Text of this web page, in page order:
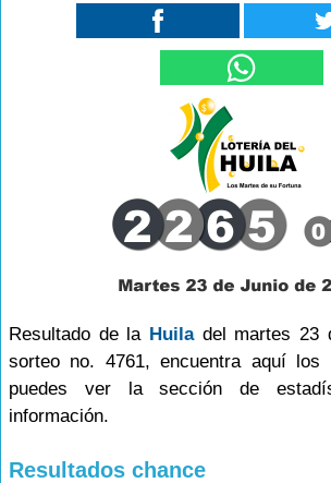
Resultado de la Huiladel martes 23
sorteo no. 4761, encuentra aquí los
puedes ver la sección de
información.
Resultados chance